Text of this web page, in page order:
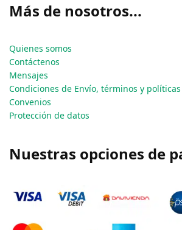
Más de nosotros...
Quienes somos
Contáctenos
Mensajes
Condiciones de Envío, términos y políticas
Convenios
Protección de datos
Nuestras opciones de